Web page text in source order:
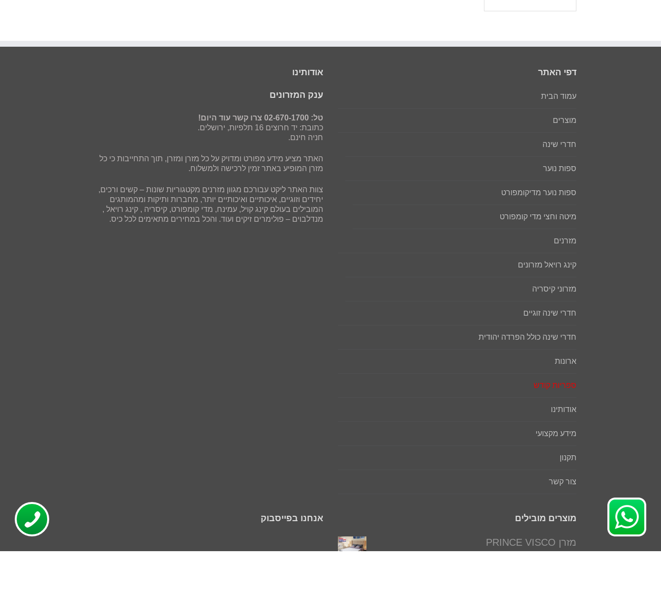
אודותינו
ענק המזרונים
טל: 02-670-1700 צרו קשר עוד היום!
כתובת: יד חרוצים 16 תלפיות, ירושלים.
חניה חינם.
האתר מציע מידע מפורט ומדויק על כל מזרן ומזרן, תוך התחייבות כי כל
מזרן המופיע באתר זמין לרכישה ולמשלוח.
צוות האתר ליקט עבורכם מגוון מזרנים מקטגוריות שונות – קשים ורכים,
יחידים וזוגיים, איכותיים ואיכותיים יותר, מחברות ותיקות ומהמותגים
המובילים בעולם קינג קויל, עמינח, מדי קומפורט, קיסריה , קינג רויאל ,
מנדלבוים – פולימרים זיקים ועוד. והכל במחירים מתאימים לכל כיס.
דפי האתר
עמוד הבית
מוצרים
חדרי שינה
ספות נוער
ספות נוער מדיקומפורט
מיטה וחצי מדי קומפורט
מזרנים
קינג רויאל מזרונים
מזרוני קיסריה
חדרי שינה זוגיים
חדרי שינה כולל הפרדה יהודית
ארונות
ספריות קודש
אודותינו
מידע מקצועי
תקנון
צור קשר
אנחנו בפייסבוק מוצרים מובילים
מזרן PRINCE VISCO